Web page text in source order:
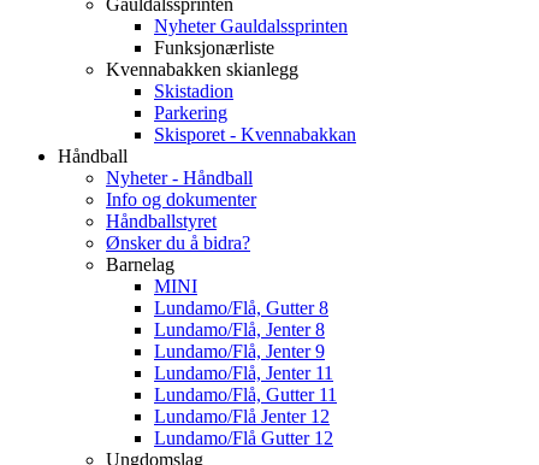
Nyheter Gauldalssprinten
Funksjonærliste
Kvennabakken skianlegg
Skistadion
Parkering
Skisporet - Kvennabakkan
Håndball
Nyheter - Håndball
Info og dokumenter
Håndballstyret
Ønsker du å bidra?
Barnelag
MINI
Lundamo/Flå, Gutter 8
Lundamo/Flå, Jenter 8
Lundamo/Flå, Jenter 9
Lundamo/Flå, Jenter 11
Lundamo/Flå, Gutter 11
Lundamo/Flå Jenter 12
Lundamo/Flå Gutter 12
Ungdomslag